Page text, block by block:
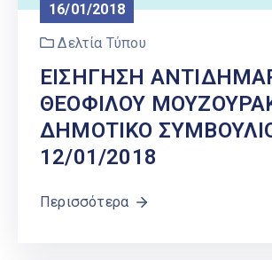
16/01/2018
Δελτία Τύπου
ΕΙΣΗΓΗΣΗ
ΘΕΟΦΙΛΟΥ
ΔΗΜΟΤΙΚΟ
12/01/2018
Περισσότερα